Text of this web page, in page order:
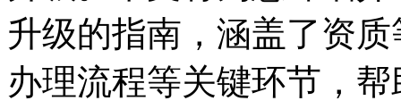
升级的指南，涵盖了资
办理流程等关键环节，